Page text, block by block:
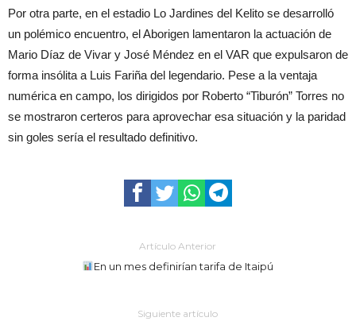
Por otra parte, en el estadio Lo Jardines del Kelito se desarrolló
un polémico encuentro, el Aborigen lamentaron la actuación de
Mario Díaz de Vivar y José Méndez en el VAR que expulsaron de
forma insólita a Luis Fariña del legendario. Pese a la ventaja
numérica en campo, los dirigidos por Roberto “Tiburón” Torres no
se mostraron certeros para aprovechar esa situación y la paridad
sin goles sería el resultado definitivo.
Artículo Anterior
En un mes definirían tarifa de Itaipú
Siguiente artículo